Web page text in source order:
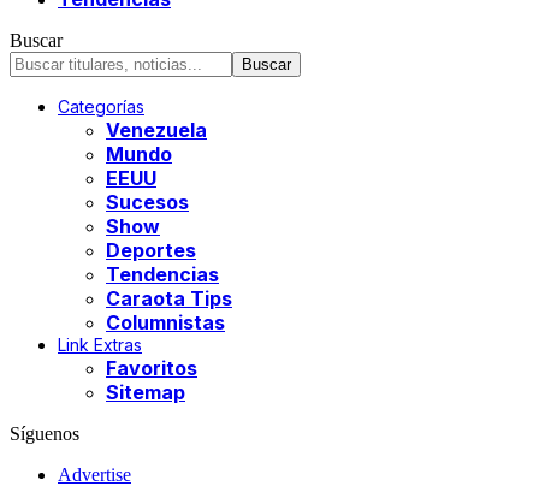
Buscar
Categorías
Venezuela
Mundo
EEUU
Sucesos
Show
Deportes
Tendencias
Caraota Tips
Columnistas
Link Extras
Favoritos
Sitemap
Síguenos
Advertise